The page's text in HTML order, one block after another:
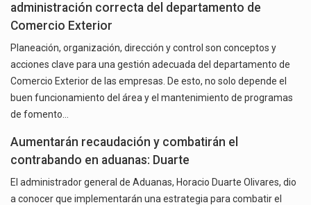
administración correcta del departamento de
Comercio Exterior
Planeación, organización, dirección y control son conceptos y
acciones clave para una gestión adecuada del departamento de
Comercio Exterior de las empresas. De esto, no solo depende el
buen funcionamiento del área y el mantenimiento de programas
de fomento…
Aumentarán recaudación y combatirán el
contrabando en aduanas: Duarte
El administrador general de Aduanas, Horacio Duarte Olivares, dio
a conocer que implementarán una estrategia para combatir el